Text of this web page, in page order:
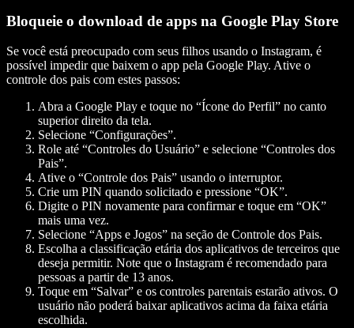
Bloqueie o download de apps na Google Play Store
Se você está preocupado com seus filhos usando o Instagram, é
possível impedir que baixem o app pela Google Play. Ative o
controle dos pais com estes passos:
Abra a Google Play e toque no “Ícone do Perfil” no canto
superior direito da tela.
Selecione “Configurações”.
Role até “Controles do Usuário” e selecione “Controles dos
Pais”.
Ative o “Controle dos Pais” usando o interruptor.
Crie um PIN quando solicitado e pressione “OK”.
Digite o PIN novamente para confirmar e toque em “OK”
mais uma vez.
Selecione “Apps e Jogos” na seção de Controle dos Pais.
Escolha a classificação etária dos aplicativos de terceiros que
deseja permitir. Note que o Instagram é recomendado para
pessoas a partir de 13 anos.
Toque em “Salvar” e os controles parentais estarão ativos. O
usuário não poderá baixar aplicativos acima da faixa etária
escolhida.